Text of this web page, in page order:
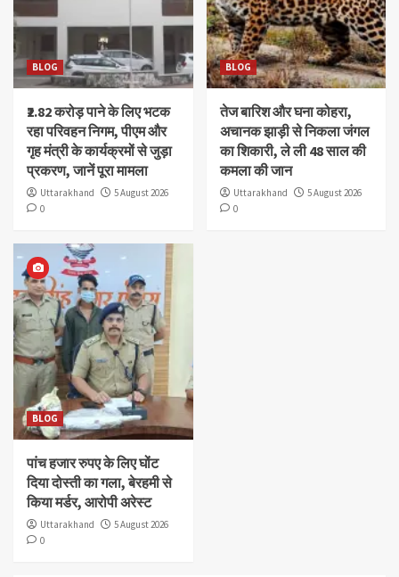
BLOG
₹2.82 करोड़ पाने के लिए भटक
रहा परिवहन निगम, पीएम और
गृह मंत्री के कार्यक्रमों से जुड़ा
प्रकरण, जानें पूरा मामला
Uttarakhand
5 August 2026
0
BLOG
तेज बारिश और घना कोहरा,
अचानक झाड़ी से निकला जंगल
का शिकारी, ले ली 48 साल की
कमला की जान
Uttarakhand
5 August 2026
0
BLOG
पांच हजार रुपए के लिए घोंट
दिया दोस्ती का गला, बेरहमी से
किया मर्डर, आरोपी अरेस्ट
Uttarakhand
5 August 2026
0